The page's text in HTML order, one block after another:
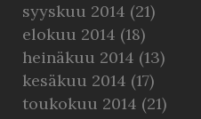
syyskuu 2014 (21)
elokuu 2014 (18)
heinäkuu 2014 (13)
kesäkuu 2014 (17)
toukokuu 2014 (21)